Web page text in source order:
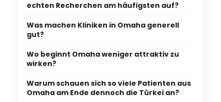
echten Recherchen am häufigsten auf?
Was machen Kliniken in Omaha generell
gut?
Wo beginnt Omaha weniger attraktiv zu
wirken?
Warum schauen sich so viele Patienten aus
Omaha am Ende dennoch die Türkei an?